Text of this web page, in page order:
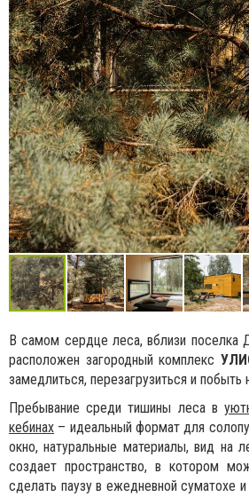
В самом сердце леса, вблизи поселка
расположен загородный комплекс
замедлиться, перезагрузиться и побыть
Пребывание среди тишины леса в
кебинах – идеальный формат для
окно, натуральные материалы, вид на
создает пространство, в котором
сделать паузу в ежедневной суматохе